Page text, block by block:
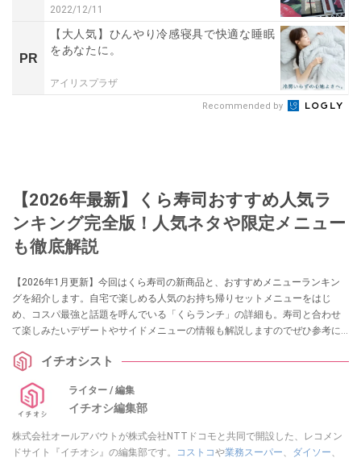
2022/12/11
PR
【大人気】ひんやり冷感寝具で快適な睡眠
をあなたに。
アイリスプラザ
Recommended by
【2026年最新】くら寿司おすすめ人気ラ
ンキング完全版！人気ネタや限定メニュー
も徹底解説
【2026年1月更新】今回はくら寿司の新商品と、おすすめメニューランキン
グを紹介します。自宅で楽しめる人気のお持ち帰りセットメニューをはじ
め、コスパ最強と話題を呼んでいる「くらランチ」の詳細も。寿司と合わせ
て楽しみたいデザートやサイドメニューの情報も解説しますのでぜひ参考に
イチオシスト
ライター / 編集
イチオシ編集部
株式会社オールアバウトが株式会社NTTドコモと共同で開設した、レコメン
ドサイト『イチオシ』の編集部です。
コストコや業務スーパー、 ダイソー、